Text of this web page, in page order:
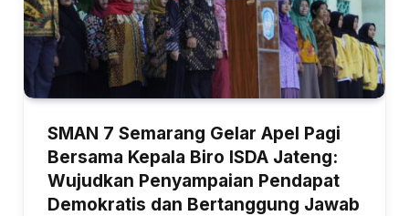
SMAN 7 Semarang Gelar Apel Pagi
Bersama Kepala Biro ISDA Jateng:
Wujudkan Penyampaian Pendapat
Demokratis dan Bertanggung Jawab